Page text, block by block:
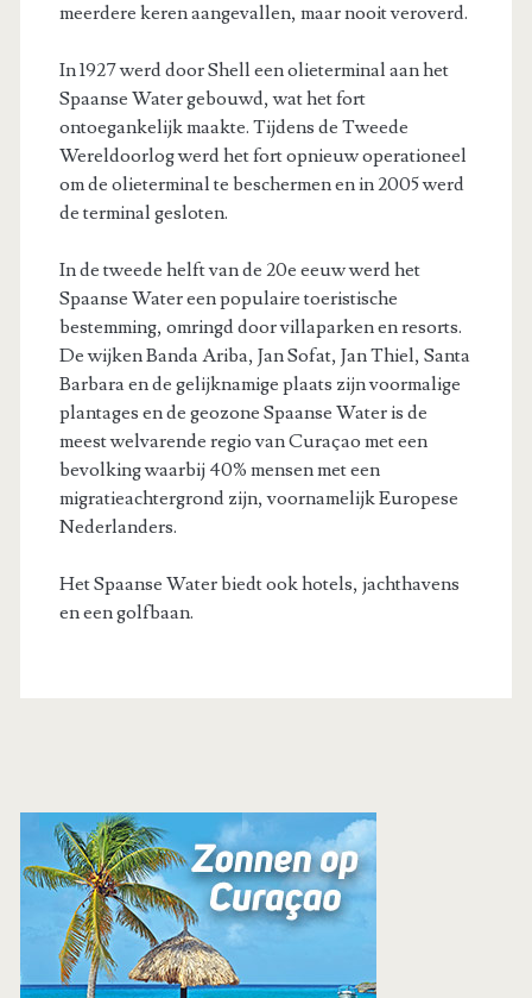
meerdere keren aangevallen, maar nooit veroverd.
In 1927 werd door Shell een olieterminal aan het
Spaanse Water gebouwd, wat het fort
ontoegankelijk maakte. Tijdens de Tweede
Wereldoorlog werd het fort opnieuw operationeel
om de olieterminal te beschermen en in 2005 werd
de terminal gesloten.
In de tweede helft van de 20e eeuw werd het
Spaanse Water een populaire toeristische
bestemming, omringd door villaparken en resorts.
De wijken Banda Ariba, Jan Sofat, Jan Thiel, Santa
Barbara en de gelijknamige plaats zijn voormalige
plantages en de geozone Spaanse Water is de
meest welvarende regio van Curaçao met een
bevolking waarbij 40% mensen met een
migratieachtergrond zijn, voornamelijk Europese
Nederlanders.
Het Spaanse Water biedt ook hotels, jachthavens
en een golfbaan.
Primaire
zijbalk